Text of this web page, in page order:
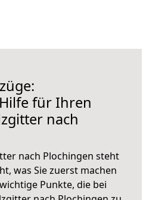
für Ihren
nach
nach Plochingen steht
was Sie zuerst machen
Punkte, die bei